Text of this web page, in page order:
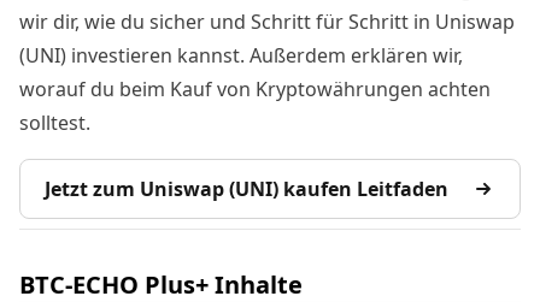
wir dir, wie du sicher und Schritt für Schritt in Uniswap
(UNI) investieren kannst. Außerdem erklären wir,
worauf du beim Kauf von Kryptowährungen achten
solltest.
Jetzt zum Uniswap (UNI) kaufen Leitfaden
BTC-ECHO Plus+ Inhalte